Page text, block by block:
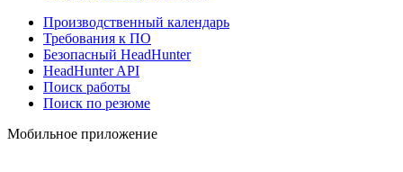
Производственный календарь
Требования к ПО
Безопасный HeadHunter
HeadHunter API
Поиск работы
Поиск по резюме
Мобильное приложение